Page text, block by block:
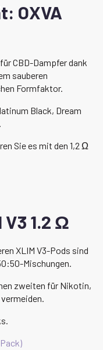
OXVA
CBD-Dampfer dank
sauberen
Formfaktor.
Black, Dream
Sie es mit den 1,2 Ω
1.2 Ω
XLIM V3-Pods sind
Mischungen.
zweiten für Nikotin,